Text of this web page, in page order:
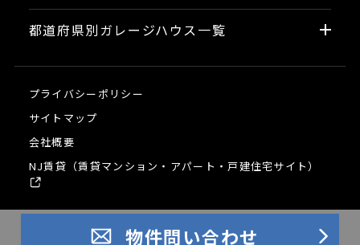
物件問い合わせ
都道府県別ガレージハウス一覧
プライバシーポリシー
サイトマップ
会社概要
NJ賃貸（賃貸マンション・アパート・戸建住宅サイト）